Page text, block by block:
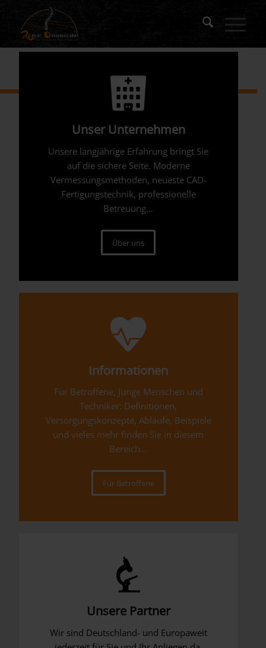
Unser Unternehmen
Unsere langjährige Erfahrung bringt Sie
auf die sichere Seite. Moderne
Vermessungsmethoden, neueste CAD-
Fertigungstechnik, professionelle
Betreuung…
Über uns
Informationen
Für Betroffene, Junge Menschen und
Techniker: Definitionen,
Versorgungskonzepte, Abläufe, Beispiele
und vieles mehr finden Sie in diesem
Bereich…
Für Betroffene
Unsere Partner
Wir sind Deutschland- und Europaweit